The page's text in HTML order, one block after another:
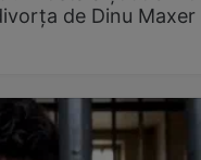
de Dinu Maxer